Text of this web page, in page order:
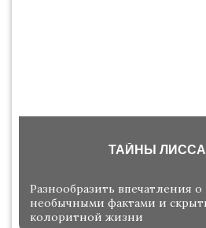
ТАЙНЫ
Разнообразить впечатления о
необычными фактами и
колоритной жизни